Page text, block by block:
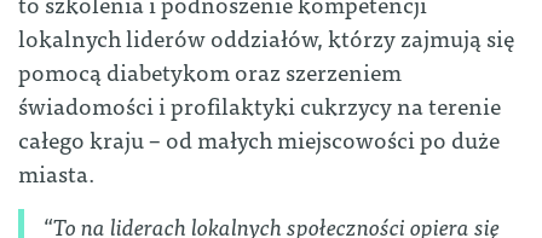
lokalnych liderów oddziałów, którzy zajmują się
pomocą diabetykom oraz szerzeniem
świadomości i profilaktyki cukrzycy na terenie
całego kraju – od małych miejscowości po duże
miasta.
“To na liderach lokalnych społeczności opiera się